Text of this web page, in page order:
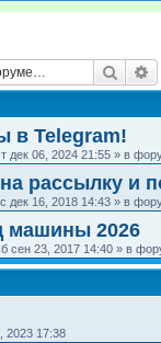
Поиск
в Telegram!
дек 06, 2024 21:55 » в
рассылку и
дек 16, 2018 14:43 » в
машины 2026
сен 23, 2017 14:40 » в
2023 17:38